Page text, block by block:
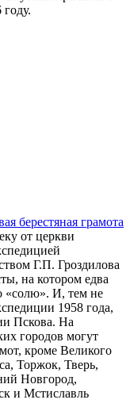
берестяная грамота
от церкви
Г.П. Гроздилова
на котором едва
«солю». И, тем не
1958 года,
Пскова. На
городов могут
кроме Великого
Торжок, Тверь,
Новгород,
и Мстиславль